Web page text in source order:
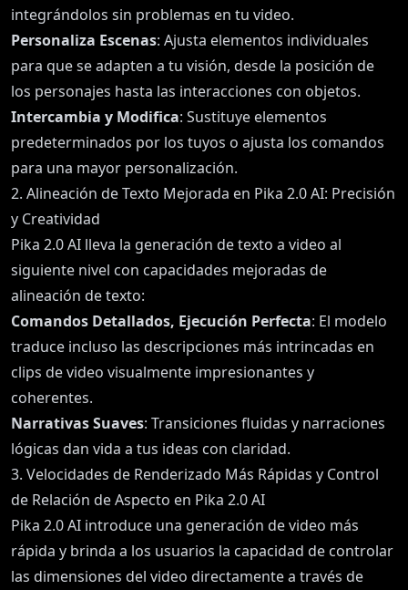
integrándolos sin problemas en tu video.
Personaliza Escenas: Ajusta elementos individuales
para que se adapten a tu visión, desde la posición de
los personajes hasta las interacciones con objetos.
Intercambia y Modifica: Sustituye elementos
predeterminados por los tuyos o ajusta los comandos
para una mayor personalización.
2. Alineación de Texto Mejorada en Pika 2.0 AI: Precisión
y Creatividad
Pika 2.0 AI lleva la generación de texto a video al
siguiente nivel con capacidades mejoradas de
alineación de texto:
Comandos Detallados, Ejecución Perfecta: El modelo
traduce incluso las descripciones más intrincadas en
clips de video visualmente impresionantes y
coherentes.
Narrativas Suaves: Transiciones fluidas y narraciones
lógicas dan vida a tus ideas con claridad.
3. Velocidades de Renderizado Más Rápidas y Control
de Relación de Aspecto en Pika 2.0 AI
Pika 2.0 AI introduce una generación de video más
rápida y brinda a los usuarios la capacidad de controlar
las dimensiones del video directamente a través de